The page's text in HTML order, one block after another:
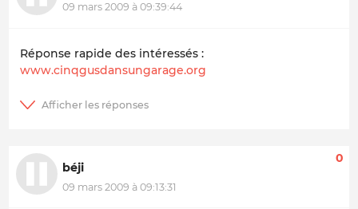
09 mars 2009 à 09:39:44
Réponse rapide des intéressés :
www.cinqgusdansungarage.org
béji
09 mars 2009 à 09:13:31
0